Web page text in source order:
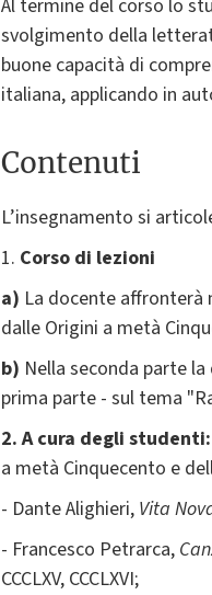
Al termine del corso lo
svolgimento della
buone capacità di
italiana, applicando in
Contenuti
L’insegnamento si
1. Corso di lezioni
a) La docente
dalle Origini a metà
b) Nella seconda parte
prima parte - sul tema
2. A cura degli studenti:
a metà Cinquecento e
- Dante Alighieri, Vita
- Francesco Petrarca,
CCCLXV, CCCLXVI;